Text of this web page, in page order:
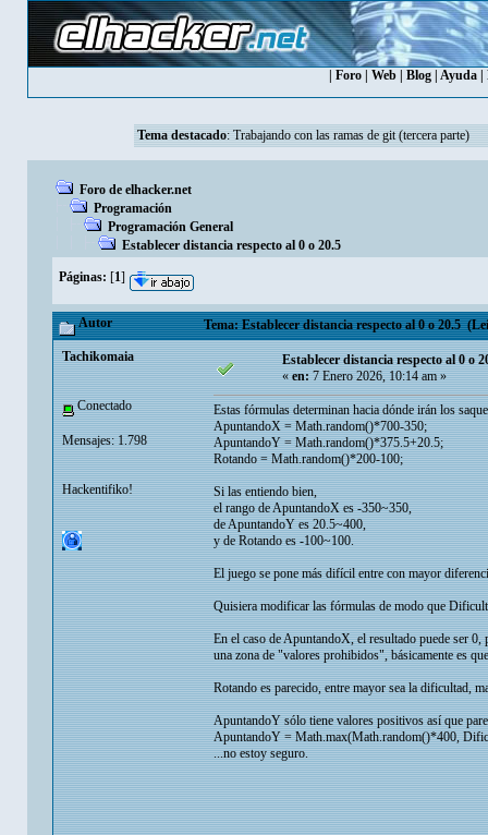
Foro Web Blog Ayuda
Tema destacado: Trabajando con las ramas de git (tercera parte)
Foro de elhacker.net
Programación
Programación General
Establecer distancia respecto al 0 o 20.5
Páginas: [1]
Autor Tema: Establecer distancia respecto al 0 o 20.5
Tachikomaia
Conectado
Mensajes: 1.798
Hackentifiko!
Establecer distancia respecto al 0 o
«en:7 Enero 2026, 10:14 am »
Estas fórmulas determinan hacia dónde irán los
ApuntandoX = Math.random()*700-350;
ApuntandoY = Math.random()*375.5+20.5;
Rotando = Math.random()*200-100;
Si las entiendo bien,
el rango de ApuntandoX es -350~350,
de ApuntandoY es 20.5~400,
y de Rotando es -100~100.
El juego se pone más difícil entre con mayor
Quisiera modificar las fórmulas de modo que
En el caso de ApuntandoX, el resultado puede ser
una zona de "valores prohibidos", básicamente es
Rotando es parecido, entre mayor sea la dificultad,
ApuntandoY sólo tiene valores positivos así que
ApuntandoY = Math.max(Math.random()*400,
...no estoy seguro.